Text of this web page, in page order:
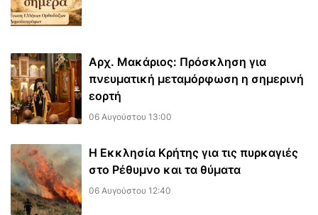
Αρχ. Μακάριος: Πρόσκληση για
πνευματική μεταμόρφωση η σημερινή
εορτή
06 Αυγούστου 13:00
Η Εκκλησία Κρήτης για τις πυρκαγιές
στο Ρέθυμνο και τα θύματα
06 Αυγούστου 12:40